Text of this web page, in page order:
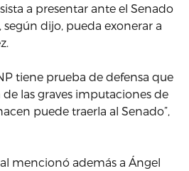
a presentar ante el Senado
dijo, pueda exonerar a
tiene prueba de defensa que
las graves imputaciones de
puede traerla al Senado”,
mencionó además a Ángel